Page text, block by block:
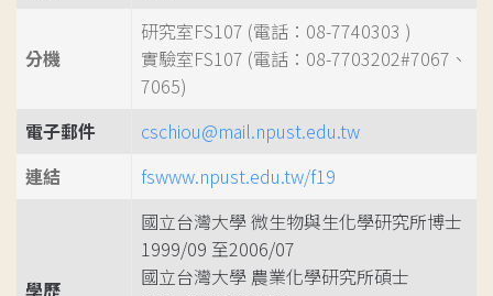
分機
研究室FS107 (電話：08-7740303 )
實驗室FS107 (電話：08-7703202#7067、
7065)
電子郵件
cschiou@mail.npust.edu.tw
連結
fswww.npust.edu.tw/f19
學歷
國立台灣大學 微生物與生化學研究所博士
1999/09 至2006/07
國立台灣大學 農業化學研究所碩士